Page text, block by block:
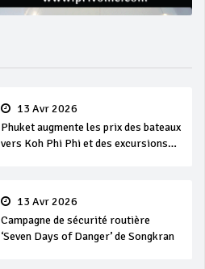
13 Avr 2026
Phuket augmente les prix des bateaux
vers Koh Phi Phi et des excursions
13 Avr 2026
Campagne de sécurité routière
‘Seven Days of Danger’ de Songkran